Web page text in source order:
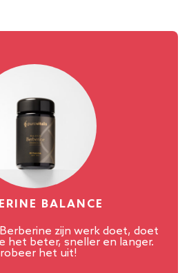
BALANCE
zijn werk doet, doet
het beter, sneller en langer.
het uit!